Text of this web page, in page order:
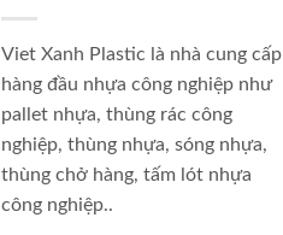
Viet Xanh Plastic là nhà cung cấp
hàng đầu nhựa công nghiệp như
pallet nhựa, thùng rác công
nghiệp, thùng nhựa, sóng nhựa,
thùng chở hàng, tấm lót nhựa
công nghiệp..